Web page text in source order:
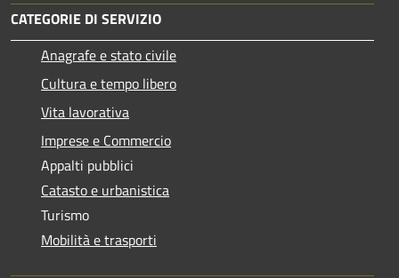
CATEGORIE DI SERVIZIO
Anagrafe e stato civile
Cultura e tempo libero
Vita lavorativa
Imprese e Commercio
Appalti pubblici
Catasto e urbanistica
Turismo
Mobilità e trasporti